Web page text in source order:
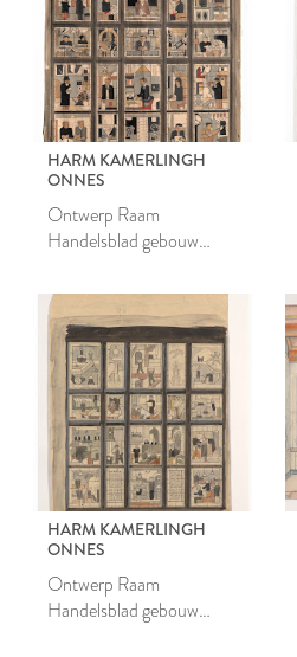
HARM KAMERLINGH
ONNES
Ontwerp Raam
Handelsblad gebouw
HARM KAMERLINGH
ONNES
Ontwerp Raam
Handelsblad gebouw